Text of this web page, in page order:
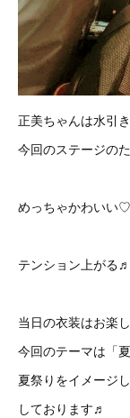
正美ちゃんは水引
今回のステージの
めっちゃかわいい♡
テンション上がる♬
当日の衣装はお楽
今回のテーマは「夏
夏祭りをイメージ
しております♬